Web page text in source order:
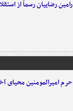
رامین رضاییان رسماً از
حرم امیرالمومنین محیای